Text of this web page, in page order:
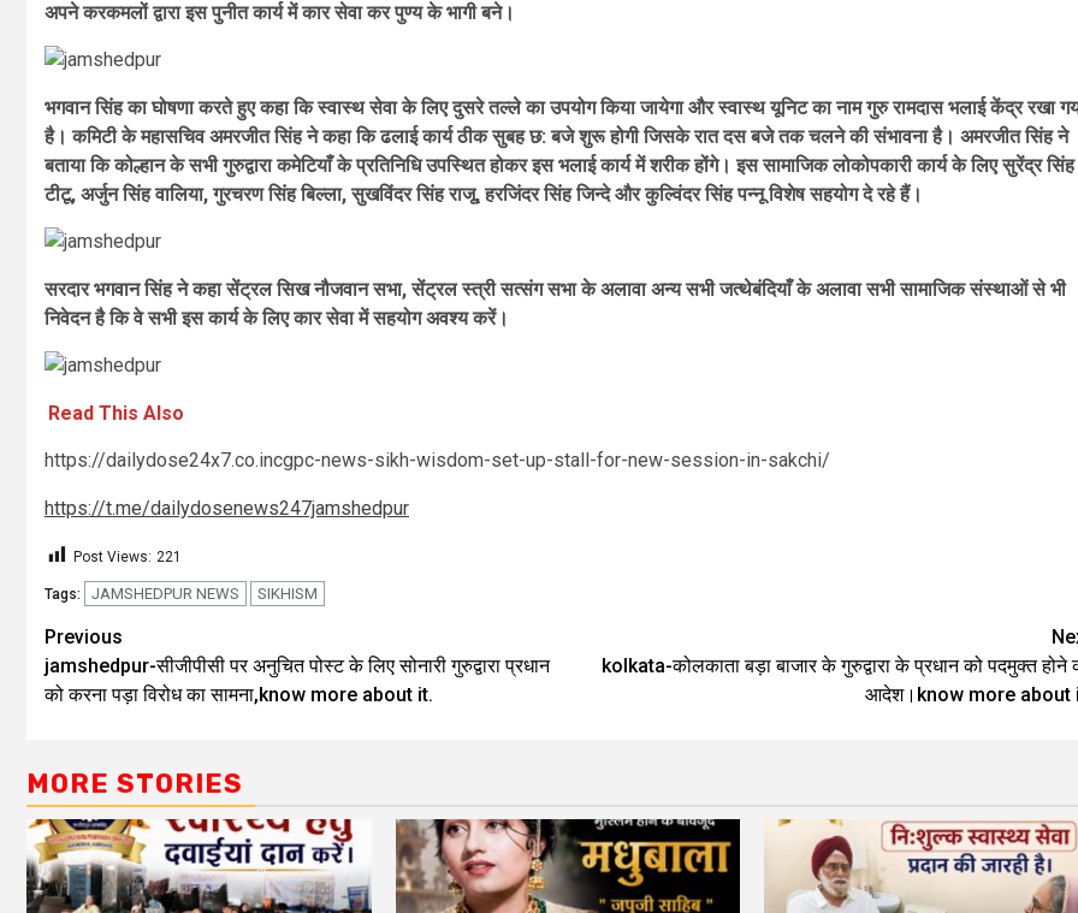
अपने करकमलों द्वारा इस पुनीत कार्य में कार सेवा कर पुण्य के भागी बने।
भगवान सिंह का घोषणा करते हुए कहा कि स्वास्थ सेवा के लिए दुसरे तल्ले का उपयोग किया जायेगा और स्वास्थ यूनिट का नाम गुरु रामदास भलाई केंद्र रखा
है। कमिटी के महासचिव अमरजीत सिंह ने कहा कि ढलाई कार्य ठीक सुबह छ: बजे शुरू होगी जिसके रात दस बजे तक चलने की संभावना है। अमरजीत सिंह ने
बताया कि कोल्हान के सभी गुरुद्वारा कमेटियाँ के प्रतिनिधि उपस्थित होकर इस भलाई कार्य में शरीक होंगे। इस सामाजिक लोकोपकारी कार्य के लिए सुरेंद्र सिंह
टीटू, अर्जुन सिंह वालिया, गुरचरण सिंह बिल्ला, सुखविंदर सिंह राजू, हरजिंदर सिंह जिन्दे और कुल्विंदर सिंह पन्नू विशेष सहयोग दे रहे हैं।
सरदार भगवान सिंह ने कहा सेंट्रल सिख नौजवान सभा, सेंट्रल स्त्री सत्संग सभा के अलावा अन्य सभी जत्थेबंदियाँ के अलावा सभी सामाजिक संस्थाओं से भी
निवेदन है कि वे सभी इस कार्य के लिए कार सेवा में सहयोग अवश्य करें।
Read This Also
https://dailydose24x7.co.incgpc-news-sikh-wisdom-set-up-stall-for-new-session-in-sakchi/
https://t.me/dailydosenews247jamshedpur
Post Views: 221
Tags: JAMSHEDPUR NEWS SIKHISM
Previous
jamshedpur-सीजीपीसी पर अनुचित पोस्ट के लिए सोनारी गुरुद्वारा प्रधान
को करना पड़ा विरोध का सामना,know more about it.
kolkata-कोलकाता बड़ा बाजार के गुरुद्वारा के प्रधान को पदमुक्त होने
आदेश।know more about
MORE STORIES